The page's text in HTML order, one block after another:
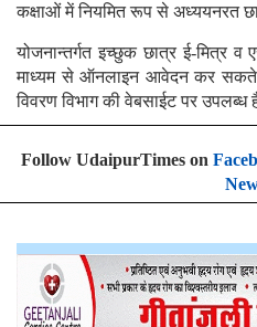
कक्षाओं में नियमित रूप से अध्ययनरत
योजनान्तर्गत इच्छुक छात्र ई-मित्र
माध्यम से ऑनलाइन आवेदन कर सकते
विवरण विभाग की वेबसाईट पर उपलब्ध
Follow UdaipurTimes on